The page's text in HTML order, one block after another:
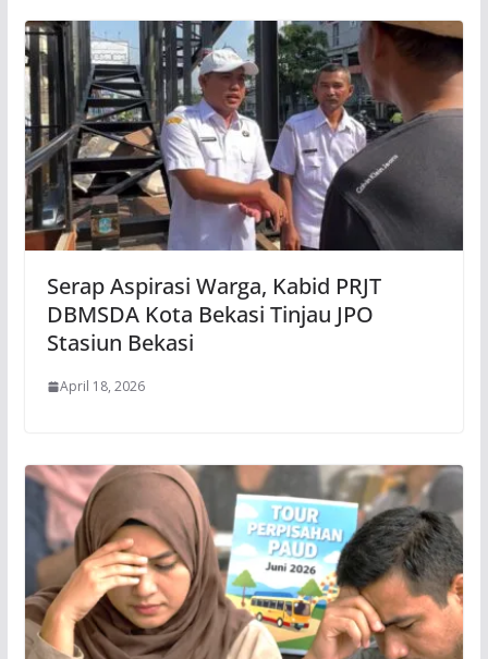
Serap Aspirasi Warga, Kabid PRJT
DBMSDA Kota Bekasi Tinjau JPO
Stasiun Bekasi
April 18, 2026